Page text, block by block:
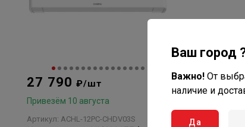
27 790₽/шт
Привезём 10 августа
Артикул: ACHL-12PC-CHDV03S
Ваш город
Важно! От
наличие и
Да